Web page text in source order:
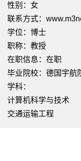
性别：女
联系方式：
学位：博士
职称：教授
在职信息：在职
毕业院校：德国宇航
学科：
计算机科学与技术
交通运输工程